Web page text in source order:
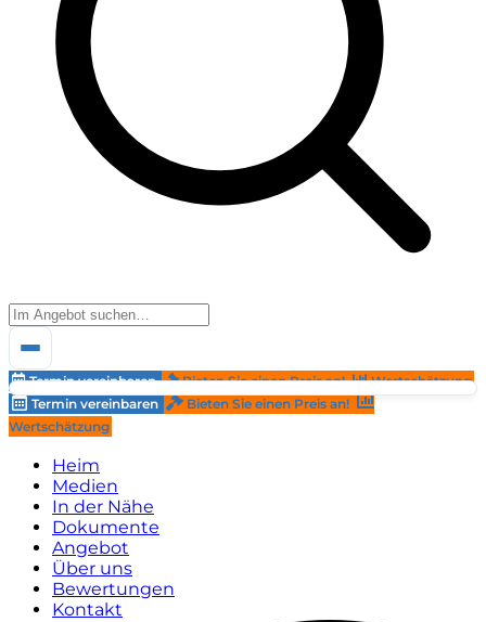
Termin vereinbaren Bieten Sie einen Preis an!
Wertschätzung
Termin vereinbaren
Bieten Sie einen Preis an!
Wertschätzung
Heim
Medien
In der Nähe
Dokumente
Angebot
Über uns
Bewertungen
Kontakt